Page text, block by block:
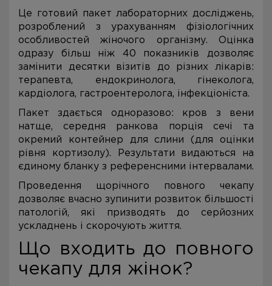
Це готовий пакет лабораторних досліджень,
розроблений з урахуванням фізіологічних
особливостей жіночого організму. Оцінка
одразу більш ніж 40 показників дозволяє
замінити десятки візитів до різних лікарів:
терапевта, ендокринолога, гінеколога,
кардіолога, гастроентеролога, інфекціоніста.
Пакет здається одноразово: кров з вени
натще, середня ранкова порція сечі та
окремий контейнер для слини (для оцінки
рівня кортизолу). Результати видаються на
єдиному бланку з референсними інтервалами.
Проведення щорічного повного чекапу
дозволяє вчасно зупинити розвиток більшості
патологій, які призводять до серйозних
ускладнень і скорочують життя.
Що входить до повного
чекапу для жінок?